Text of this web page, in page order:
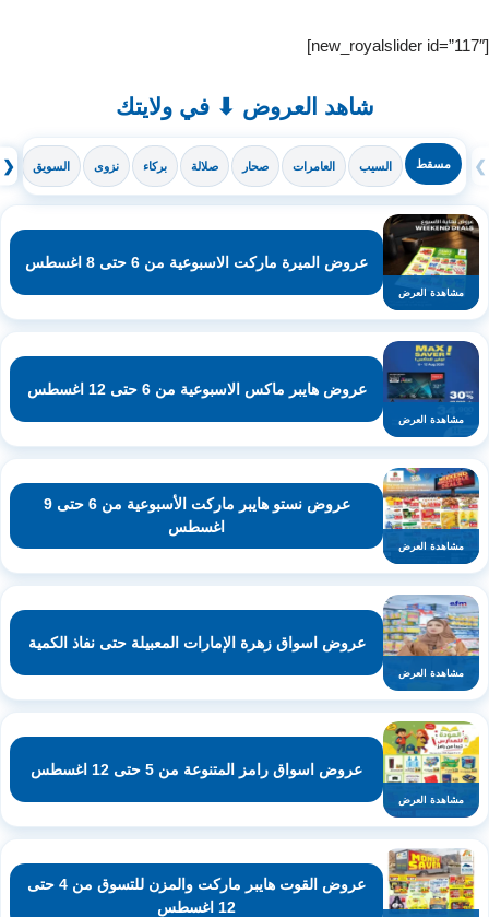
[new_royalslider id=”117″]
شاهد العروض ⬇ في ولايتك
❮ مسقط السيب العامرات صحار صلالة بركاء نزوى السويق ❯
مشاهدة العرض
عروض الميرة ماركت الاسبوعية من 6 حتى 8 اغسطس
مشاهدة العرض
عروض هايبر ماكس الاسبوعية من 6 حتى 12 اغسطس
مشاهدة العرض
عروض نستو هايبر ماركت الأسبوعية من 6 حتى 9
اغسطس
مشاهدة العرض
عروض اسواق زهرة الإمارات المعبيلة حتى نفاذ الكمية
مشاهدة العرض
عروض اسواق رامز المتنوعة من 5 حتى 12 اغسطس
عروض القوت هايبر ماركت والمزن للتسوق من 4 حتى
12 اغسطس